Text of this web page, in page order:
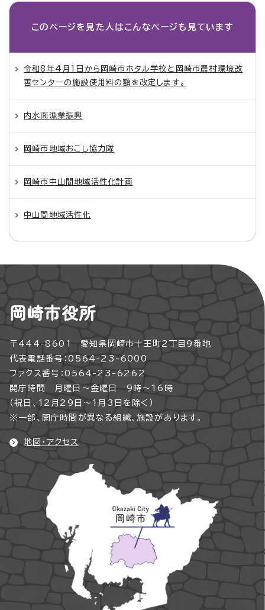
このページを見た人は こんなページも見ています
令和8年4月1日から岡崎市ホタル学校と岡崎市農村環境改
善センターの施設使用料の額を改定します。
内水面漁業振興
岡崎市地域おこし協力隊
岡崎市中山間地域活性化計画
中山間地域活性化
岡崎市役所
〒444-8601 愛知県岡崎市十王町2丁目9番地
代表電話番号：0564-23-6000
ファクス番号：0564-23-6262
開庁時間 月曜日～金曜日 9時～16時
（祝日、12月29日～1月3日を除く）
※一部、開庁時間が異なる組織、施設があります。
地図・アクセス